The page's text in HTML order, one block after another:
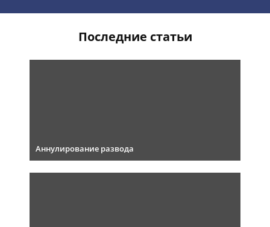
Последние статьи
Аннулирование развода